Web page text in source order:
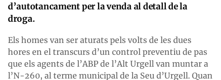
d’autotancament per la venda al detall de la
droga.
Els homes van ser aturats pels volts de les dues
hores en el transcurs d’un control preventiu de pas
que els agents de l’ABP de l’Alt Urgell van muntar a
l’N-260, al terme municipal de la Seu d’Urgell. Quan